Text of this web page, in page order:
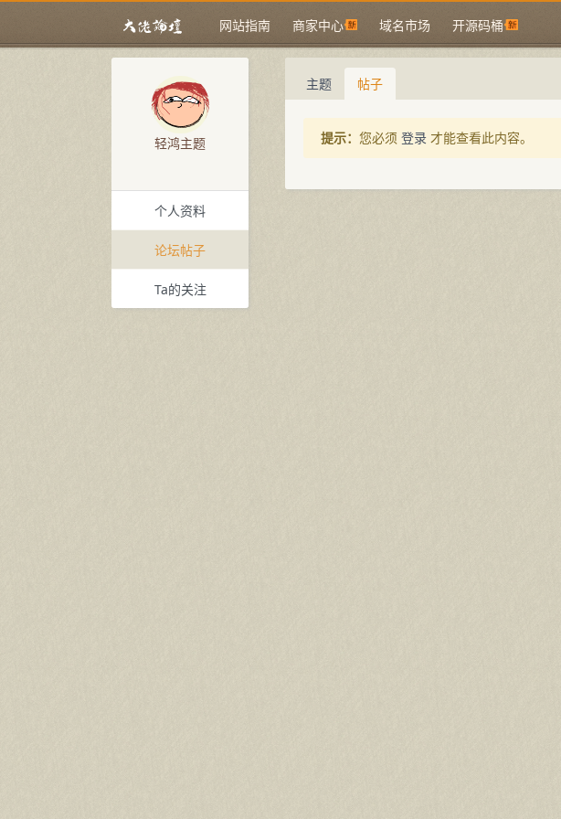
网站指南 商家中心 域名市场 开源码桶
轻鸿主题
个人资料
论坛帖子
Ta的关注
主题 帖子
提示： 您必须 登录 才能查看此内容。